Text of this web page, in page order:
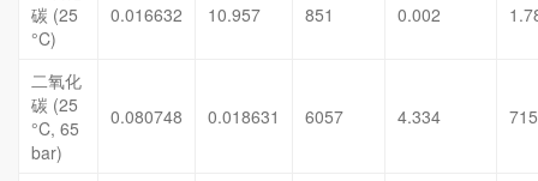
碳 (25
°C)
0.016632 10.957 851 0.002
二氧化
碳 (25
°C, 65
bar)
0.080748 0.018631 6057 4.334